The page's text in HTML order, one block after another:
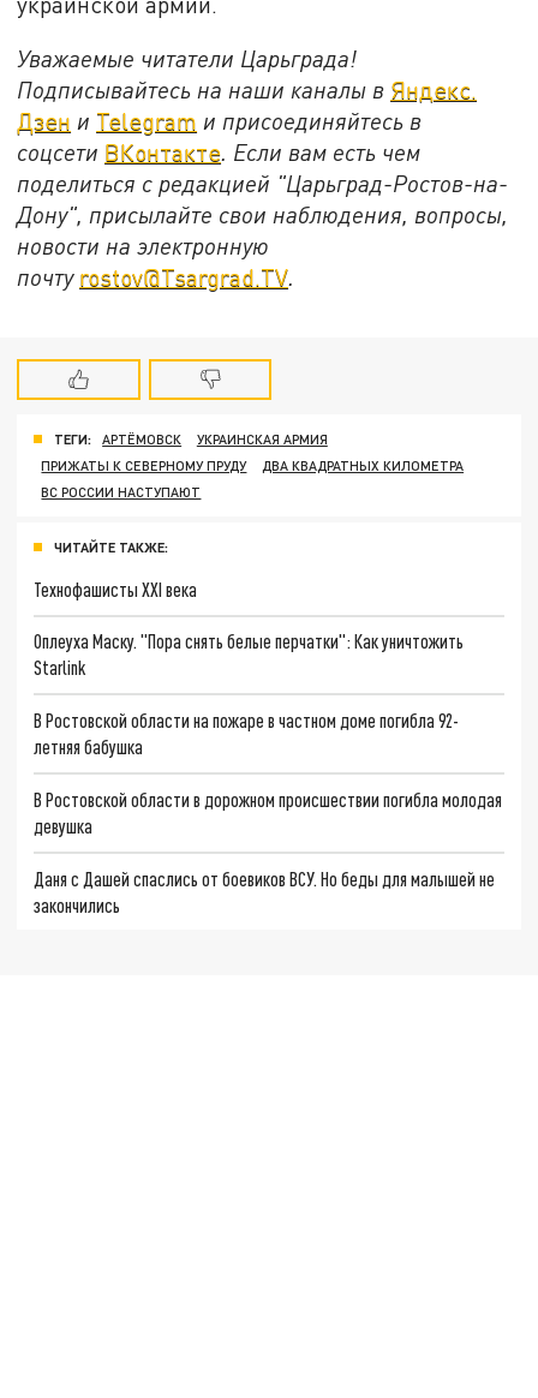
Уважаемые читатели Царьграда!
Подписывайтесь на наши каналы в Яндекс.
Дзен и Telegram и присоединяйтесь в
соцсети ВКонтакте. Если вам есть чем
поделиться с редакцией "Царьград-Ростов-на-
Дону", присылайте свои наблюдения, вопросы,
новости на электронную
почту rostov@Tsargrad.ТV.
ТЕГИ: АРТЁМОВСК
УКРАИНСКАЯ АРМИЯ
ПРИЖАТЫ К СЕВЕРНОМУ ПРУДУ
ДВА КВАДРАТНЫХ КИЛОМЕТРА
ВС РОССИИ НАСТУПАЮТ
ЧИТАЙТЕ ТАКЖЕ:
Технофашисты XXI века
Оплеуха Маску. "Пора снять белые перчатки": Как уничтожить
Starlink
В Ростовской области на пожаре в частном доме погибла 92-
летняя бабушка
В Ростовской области в дорожном происшествии погибла молодая
девушка
Даня с Дашей спаслись от боевиков ВСУ. Но беды для малышей не
закончились